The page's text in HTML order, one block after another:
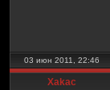
03 июн 2011, 22:46
Xakac